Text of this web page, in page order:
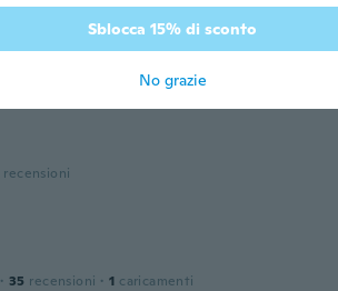
recensioni
· 35 recensioni · 1 caricamenti
Sblocca 15% di sconto
No grazie